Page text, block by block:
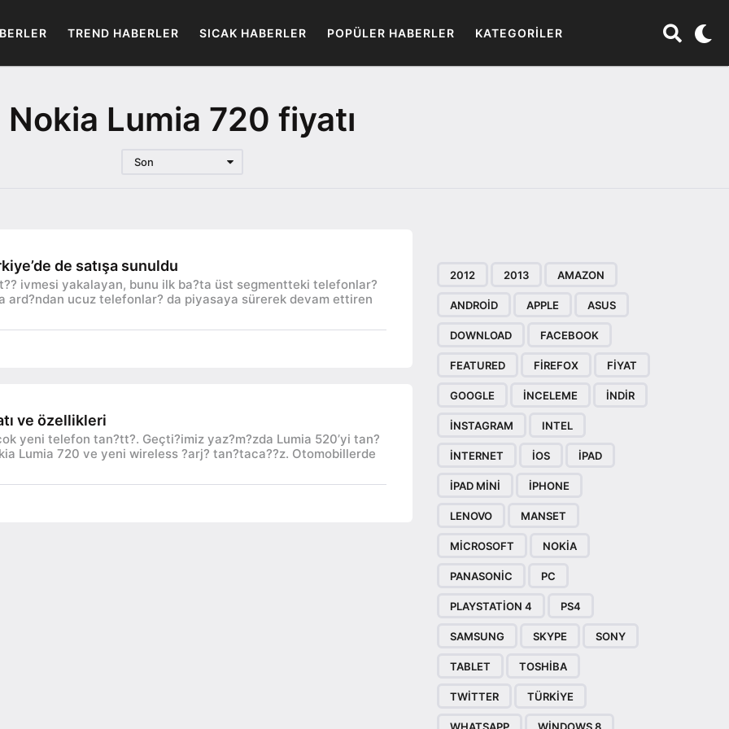
TREND HABERLER SICAK HABERLER POPÜLER HABERLER KATEGORILER
Nokia Lumia 720 fiyatı
Son
de satışa sunuldu
ivmesi yakalayan, bunu ilk ba?ta üst segmentteki telefonlar?
ard?ndan ucuz telefonlar? da piyasaya sürerek devam ettiren
ve özellikleri
yeni telefon tan?tt?. Geçti?imiz yaz?m?zda Lumia 520’yi tan?
Lumia 720 ve yeni wireless ?arj? tan?taca??z. Otomobillerde
2012 2013 AMAZON
ANDROID APPLE ASUS
DOWNLOAD FACEBOOK
FEATURED FIREFOX FIYAT
GOOGLE INCELEME INDIR
INSTAGRAM INTEL
INTERNET IOS IPAD
IPAD MINI IPHONE
LENOVO MANSET
MICROSOFT NOKIA
PANASONIC PC
PLAYSTATION 4 PS4
SAMSUNG SKYPE SONY
TABLET TOSHIBA
TWITTER TÜRKIYE